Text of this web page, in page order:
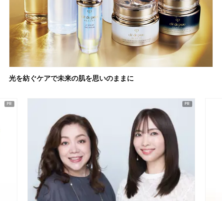
光を紡ぐケアで未来の肌を思いのままに